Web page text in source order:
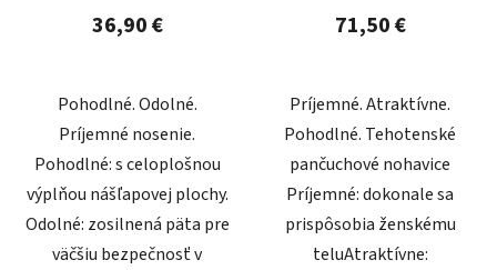
36,90 €
Pohodlné. Odolné.
Príjemné nosenie.
Pohodlné: s celoplošnou
výplňou nášľapovej plochy.
Odolné: zosilnená päta pre
väčšiu bezpečnosť v
71,50 €
Príjemné. Atraktívne.
Pohodlné. Tehotenské
pančuchové nohavice
Príjemné: dokonale sa
prispôsobia ženskému
teluAtraktívne: